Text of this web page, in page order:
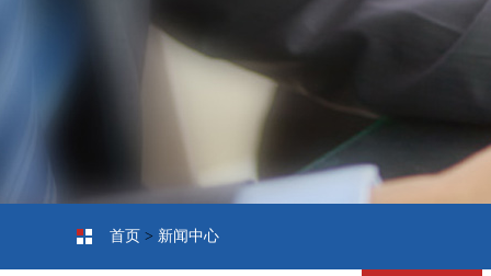
首页 > 新闻中心